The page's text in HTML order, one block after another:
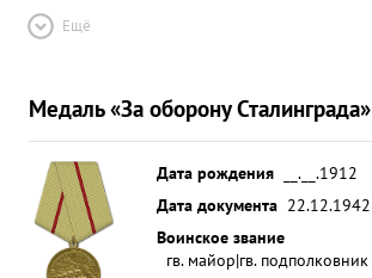
Ещё
Медаль «За оборону Сталинграда»
Дата рождения
__.__.1912
Дата документа 22.12.1942
Воинское звание
гв. майор|гв. подполковник